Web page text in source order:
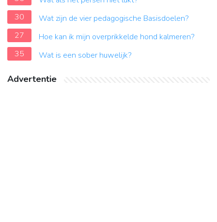
30
Wat zijn de vier pedagogische Basisdoelen?
27
Hoe kan ik mijn overprikkelde hond kalmeren?
35
Wat is een sober huwelijk?
Advertentie